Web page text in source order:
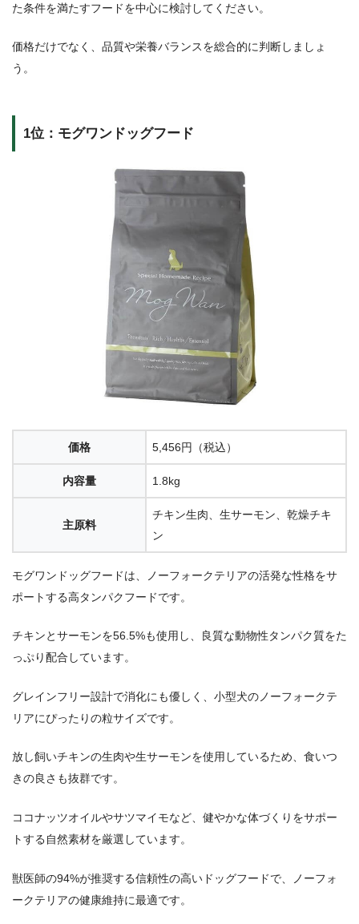
た条件を満たすフードを中心に検討してください。
価格だけでなく、品質や栄養バランスを総合的に判断しましょ
う。
1位：モグワンドッグフード
価格 5,456円（税込）
内容量 1.8kg
主原料
チキン生肉、生サーモン、乾燥チキ
ン
モグワンドッグフードは、ノーフォークテリアの活発な性格をサ
ポートする高タンパクフードです。
チキンとサーモンを56.5%も使用し、良質な動物性タンパク質をた
っぷり配合しています。
グレインフリー設計で消化にも優しく、小型犬のノーフォークテ
リアにぴったりの粒サイズです。
放し飼いチキンの生肉や生サーモンを使用しているため、食いつ
きの良さも抜群です。
ココナッツオイルやサツマイモなど、健やかな体づくりをサポー
トする自然素材を厳選しています。
獣医師の94%が推奨する信頼性の高いドッグフードで、ノーフォ
ークテリアの健康維持に最適です。